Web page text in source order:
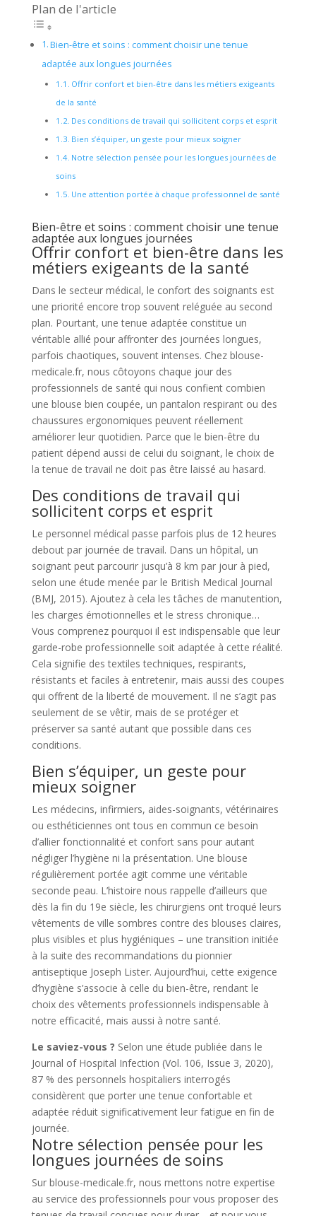
Plan de l'article
Bien-être et soins : comment choisir une tenue
adaptée aux longues journées
Offrir confort et bien-être dans les métiers exigeants
de la santé
Des conditions de travail qui sollicitent corps et esprit
Bien s’équiper, un geste pour mieux soigner
Notre sélection pensée pour les longues journées de
soins
Une attention portée à chaque professionnel de santé
Bien-être et soins : comment choisir une tenue
adaptée aux longues journées
Offrir confort et bien-être dans les
métiers exigeants de la santé
Dans le secteur médical, le confort des soignants est
une priorité encore trop souvent reléguée au second
plan. Pourtant, une tenue adaptée constitue un
véritable allié pour affronter des journées longues,
parfois chaotiques, souvent intenses. Chez blouse-
medicale.fr, nous côtoyons chaque jour des
professionnels de santé qui nous confient combien
une blouse bien coupée, un pantalon respirant ou des
chaussures ergonomiques peuvent réellement
améliorer leur quotidien. Parce que le bien-être du
patient dépend aussi de celui du soignant, le choix de
la tenue de travail ne doit pas être laissé au hasard.
Des conditions de travail qui
sollicitent corps et esprit
Le personnel médical passe parfois plus de 12 heures
debout par journée de travail. Dans un hôpital, un
soignant peut parcourir jusqu’à 8 km par jour à pied,
selon une étude menée par le British Medical Journal
(BMJ, 2015). Ajoutez à cela les tâches de manutention,
les charges émotionnelles et le stress chronique…
Vous comprenez pourquoi il est indispensable que leur
garde-robe professionnelle soit adaptée à cette réalité.
Cela signifie des textiles techniques, respirants,
résistants et faciles à entretenir, mais aussi des coupes
qui offrent de la liberté de mouvement. Il ne s’agit pas
seulement de se vêtir, mais de se protéger et
préserver sa santé autant que possible dans ces
conditions.
Bien s’équiper, un geste pour
mieux soigner
Les médecins, infirmiers, aides-soignants, vétérinaires
ou esthéticiennes ont tous en commun ce besoin
d’allier fonctionnalité et confort sans pour autant
négliger l’hygiène ni la présentation. Une blouse
régulièrement portée agit comme une véritable
seconde peau. L’histoire nous rappelle d’ailleurs que
dès la fin du 19e siècle, les chirurgiens ont troqué leurs
vêtements de ville sombres contre des blouses claires,
plus visibles et plus hygiéniques – une transition initiée
à la suite des recommandations du pionnier
antiseptique Joseph Lister. Aujourd’hui, cette exigence
d’hygiène s’associe à celle du bien-être, rendant le
choix des vêtements professionnels indispensable à
notre efficacité, mais aussi à notre santé.
Le saviez-vous ? Selon une étude publiée dans le
Journal of Hospital Infection (Vol. 106, Issue 3, 2020),
87 % des personnels hospitaliers interrogés
considèrent que porter une tenue confortable et
adaptée réduit significativement leur fatigue en fin de
journée.
Notre sélection pensée pour les
longues journées de soins
Sur blouse-medicale.fr, nous mettons notre expertise
au service des professionnels pour vous proposer des